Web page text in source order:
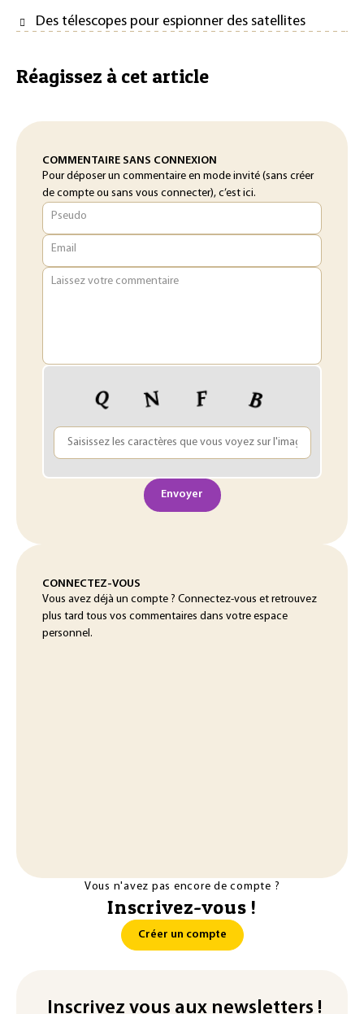
Des télescopes pour espionner des satellites
Réagissez à cet article
COMMENTAIRE SANS CONNEXION
Pour déposer un commentaire en mode invité (sans créer
de compte ou sans vous connecter), c’est ici.
Pseudo
Email
Laissez votre commentaire
Envoyer
CONNECTEZ-VOUS
Vous avez déjà un compte ? Connectez-vous et retrouvez
plus tard tous vos commentaires dans votre espace
personnel.
Vous n'avez pas encore de compte ?
Inscrivez-vous !
Créer un compte
Inscrivez vous aux newsletters !